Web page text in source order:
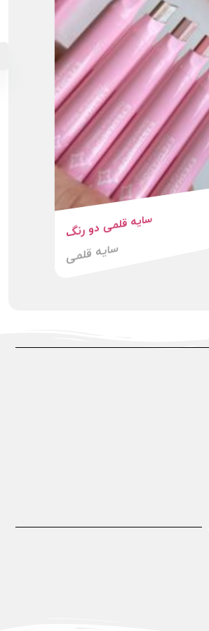
سایه قلمی دو رنگ
سایه قلمی